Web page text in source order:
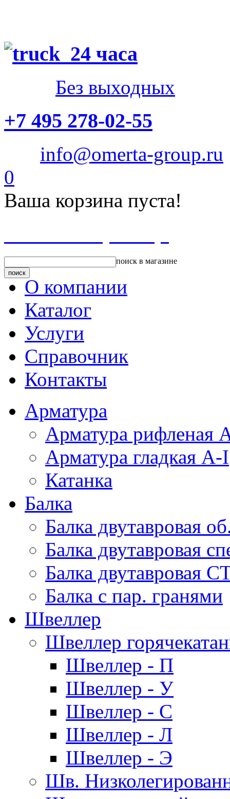
24 часа
Без выходных
+7 495 278-02-55
info@omerta-group.ru
0
Ваша корзина пуста!
поиск в магазине
О компании
Каталог
Услуги
Справочник
Контакты
Арматура
Арматура рифленая
Арматура гладкая A-I
Катанка
Балка
Балка двутавровая
Балка двутавровая
Балка двутавровая
Балка с пар. гранями
Швеллер
Швеллер
Швеллер - П
Швеллер - У
Швеллер - С
Швеллер - Л
Швеллер - Э
Шв.